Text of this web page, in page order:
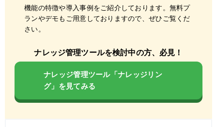
機能の特徴や導入事例をご紹介しております。無料プ
ランやデモもご用意しておりますので、ぜひご覧くだ
さい。
ナレッジ管理ツールを検討中の方、必見！
ナレッジ管理ツール「ナレッジリン
グ」を見てみる